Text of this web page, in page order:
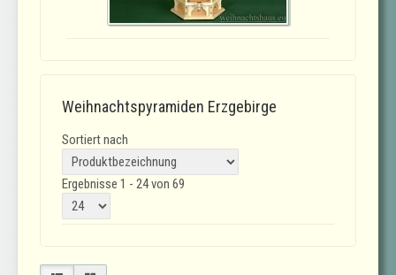
Weihnachtspyramiden Erzgebirge
Sortiert nach
Ergebnisse 1 - 24 von 69